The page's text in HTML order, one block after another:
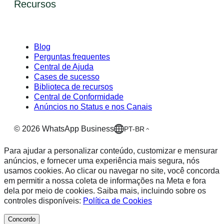
Recursos
Blog
Perguntas frequentes
Central de Ajuda
Cases de sucesso
Biblioteca de recursos
Central de Conformidade
Anúncios no Status e nos Canais
© 2026 WhatsApp Business PT-BR
Para ajudar a personalizar conteúdo, customizar e mensurar
anúncios, e fornecer uma experiência mais segura, nós
usamos cookies. Ao clicar ou navegar no site, você concorda
em permitir a nossa coleta de informações na Meta e fora
dela por meio de cookies. Saiba mais, incluindo sobre os
controles disponíveis: Política de Cookies
Concordo